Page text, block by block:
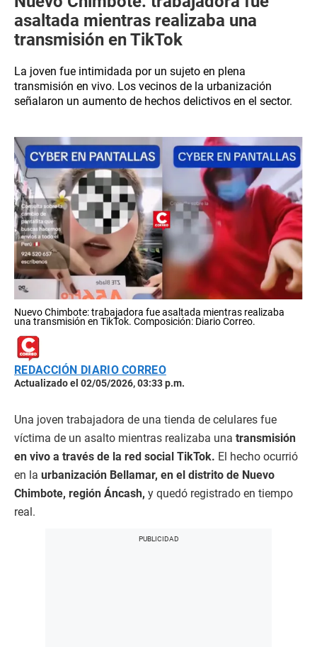
asaltada mientras realizaba una
transmisión en TikTok
La joven fue intimidada por un sujeto en plena
transmisión en vivo. Los vecinos de la urbanización
señalaron un aumento de hechos delictivos en el sector.
Nuevo Chimbote: trabajadora fue asaltada mientras realizaba
una transmisión en TikTok. Composición: Diario Correo.
REDACCIÓN DIARIO CORREO
Actualizado el 02/05/2026, 03:33 p.m.
Una joven trabajadora de una tienda de celulares fue
víctima de un asalto mientras realizaba una transmisión
en vivo a través de la red social TikTok. El hecho ocurrió
en la urbanización Bellamar, en el distrito de Nuevo
Chimbote, región Áncash, y quedó registrado en tiempo
real.